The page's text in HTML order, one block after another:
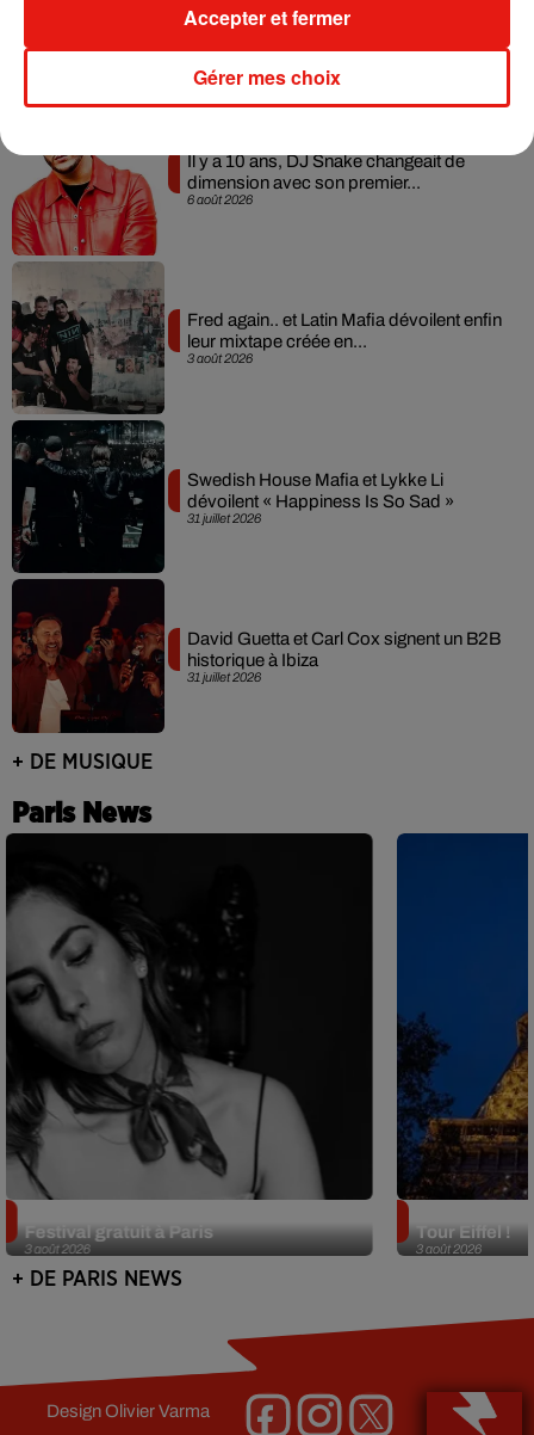
collaboration tant attendue
6 août 2026
Il y a 10 ans, DJ Snake changeait de
dimension avec son premier...
3 août 2026
Fred again.. et Latin Mafia dévoilent enfin
leur mixtape créée en...
31 juillet 2026
Swedish House Mafia et Lykke Li
dévoilent « Happiness Is So Sad »
31 juillet 2026
David Guetta et Carl Cox signent un B2B
historique à Ibiza
+ DE MUSIQUE
Paris News
3 août 2026
Festival gratuit à Paris
3 août 2026
Tour Eiffel !
+ DE PARIS NEWS
DesignOlivier Varma
Gérer mes choix
Accepter et fermer